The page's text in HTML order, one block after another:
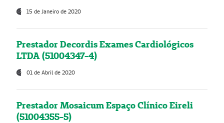
15 de Janeiro de 2020
Prestador Decordis Exames Cardiológicos
LTDA (51004347-4)
01 de Abril de 2020
Prestador Mosaicum Espaço Clínico Eireli
(51004355-5)